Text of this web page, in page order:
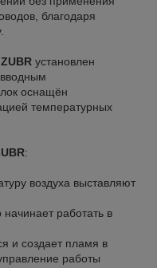
благодаря
ZUBR установлен
оснащён
температурных
:
воздуха выставляют
работать в
и создает пламя в
работы